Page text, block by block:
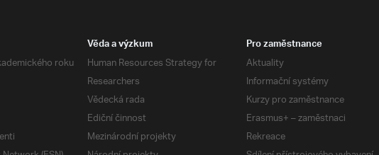
roku
Věda a výzkum
Human Resources Strategy for
Researchers
Vědecká rada
Ediční činnost
Mezinárodní projekty
Pro zaměstnance
Aktuality
Informační systémy
Kurzy pro zaměstnance
Erasmus+ – zaměstnaci
Rekreace